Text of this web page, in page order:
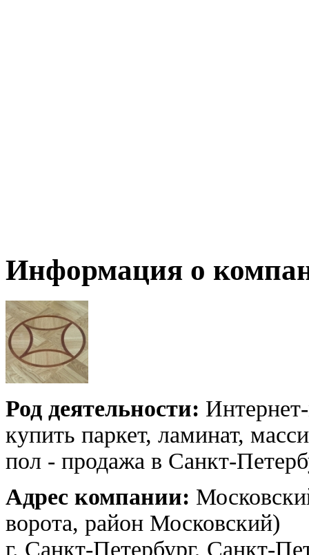
Информация о
Род деятельности:
купить паркет, ламинат,
пол - продажа в Санкт-
Адрес компании:
ворота, район Московский)
г. Санкт-Петербург, Санкт-